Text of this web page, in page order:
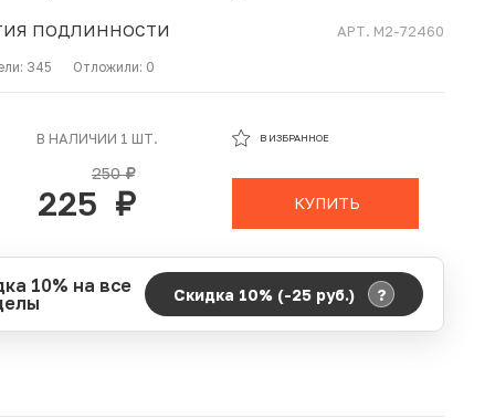
ПОДЛИННОСТИ АРТ. M2-72460
345 Отложили: 0
В НАЛИЧИИ 1 ШТ.
250руб.
225 руб.
В ИЗБРАННОЕ
КУПИТЬ
10% на все
Скидка 10% (-25 руб.) ?